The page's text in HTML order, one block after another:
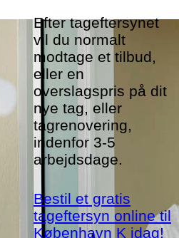
Efter tageftersynet
vil du normalt
modtage et tilbud,
eller en
overslagspris på dit
nye tag, eller
tagrenovering,
indenfor 3-5
arbejdsdage.
Bestil et gratis
tageftersyn online til
København K idag!